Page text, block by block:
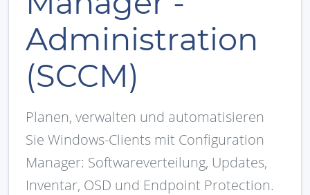
Administration
(SCCM)
Planen, verwalten und automatisieren
Sie Windows-Clients mit Configuration
Manager: Softwareverteilung, Updates,
Inventar, OSD und Endpoint Protection.